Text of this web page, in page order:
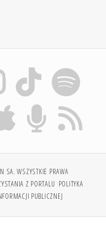
SA. WSZYSTKIE PRAWA
Z PORTALU POLITYKA
PUBLICZNEJ